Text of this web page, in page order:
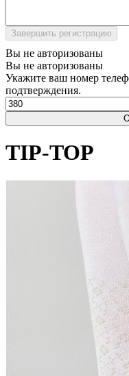
Завершить регистрацию
Вы не авторизованы
Вы не авторизованы
Укажите ваш номер
подтверждения.
TIP-TOP